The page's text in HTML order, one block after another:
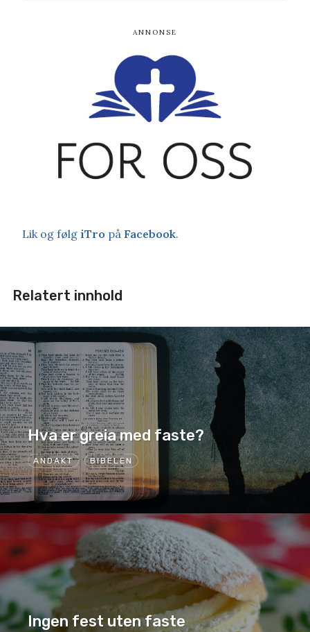
Lik og følg iTro på Facebook.
Relatert innhold
ANDAKT BIBELEN
Hva er greia med faste?
Ingen fest uten faste